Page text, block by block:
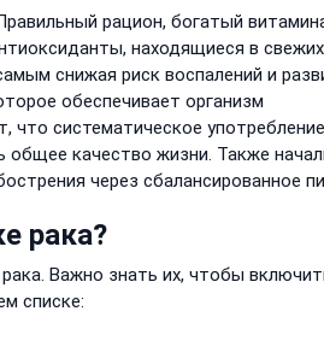
рацион, богатый
находящиеся в свежих
снижая риск воспалений и
обеспечивает организм
систематическое употребление
общее качество жизни. Также
через сбалансированное
рака?
Важно знать их, чтобы
списке: